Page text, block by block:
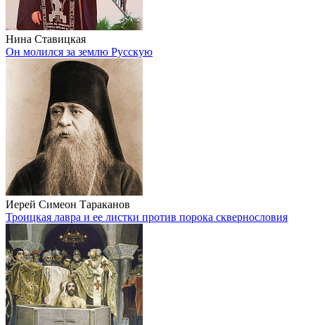
Нина Ставицкая
Он молился за землю Русскую
Иерей Симеон Тараканов
Троицкая лавра и ее листки против порока сквернословия